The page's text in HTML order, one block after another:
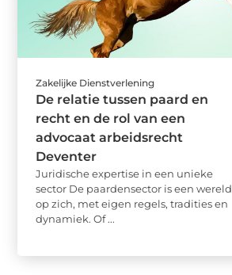
Zakelijke Dienstverlening
De relatie tussen paard en
recht en de rol van een
advocaat arbeidsrecht
Deventer
Juridische expertise in een unieke
sector De paardensector is een wereld
op zich, met eigen regels, tradities en
dynamiek. Of ...